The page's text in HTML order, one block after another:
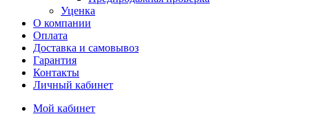
Уценка
О компании
Оплата
Доставка и самовывоз
Гарантия
Контакты
Личный кабинет
Мой кабинет